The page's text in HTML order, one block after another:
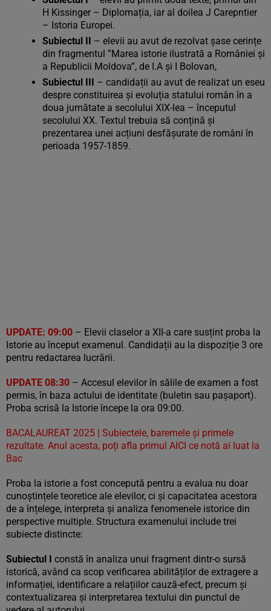
H Kissinger – Diplomația, iar al doilea J Carepntier
– Istoria Europei.
Subiectul II
– elevii au avut de rezolvat șase cerințe
din fragmentul ”Marea istorie ilustrată a României și
a Republicii Moldova”, de I.A și I Bolovan,
Subiectul III
– candidații au avut de realizat un eseu
despre constituirea și evoluția statului român în a
doua jumătate a secolului XIX-lea – începutul
secolului XX. Textul trebuia să conțină și
prezentarea unei acțiuni desfășurate de români în
perioada 1957-1859.
UPDATE: 09:00 – Elevii claselor a XII-a care susțint proba la
Istorie au început examenul. Candidații au la dispoziție 3 ore
pentru redactarea lucrării.
UPDATE 08:30 – Accesul elevilor în sălile de examen a fost
permis, în baza actului de identitate (buletin sau pașaport).
Proba scrisă la Istorie începe la ora 09:00.
BACALAUREAT 2025 | Subiectele, baremele și primele
rezultate. Anul acesta, poți afla primul AICI ce notă ai luat la
Bac
Proba la istorie a fost concepută pentru a evalua nu doar
cunoștințele teoretice ale elevilor, ci și capacitatea acestora
de a înțelege, interpreta și analiza fenomenele istorice din
perspective multiple. Structura examenului include trei
subiecte distincte:
Subiectul I
constă în analiza unui fragment dintr-o sursă
istorică, având ca scop verificarea abilităților de extragere a
informației, identificare a relațiilor cauză-efect, precum și
contextualizarea și interpretarea textului din punctul de